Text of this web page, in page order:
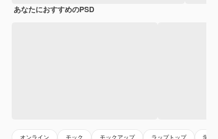
あなたにおすすめのPSD
オンライン モック モックアップ ラップトップ 学生